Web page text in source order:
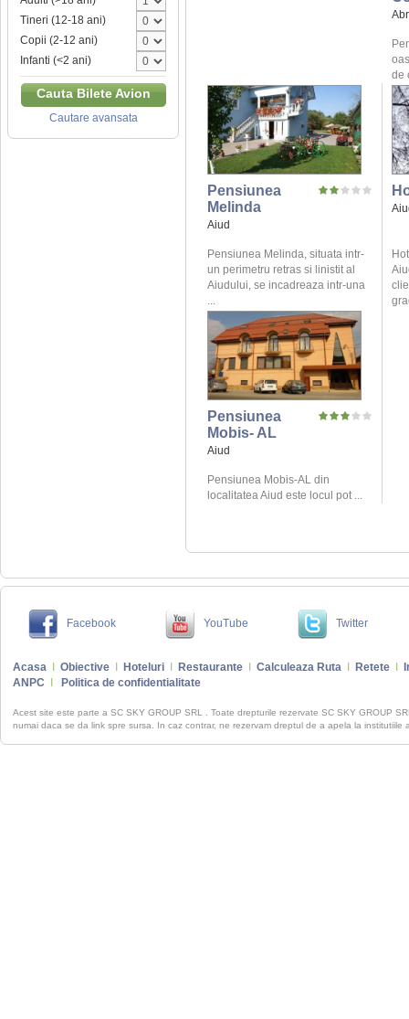
Tineri (12-18 ani)
Copii (2-12 ani)
Infanti (<2 ani)
Cauta Bilete Avion
Cautare avansata
de
Pensiunea
Melinda
Aiud
Pensiunea Melinda, situata intr-
un perimetru retras si linistit al
Aiudului, se incadreaza intr-una
...
Pensiunea
Mobis- AL
Aiud
Pensiunea Mobis-AL din
localitatea Aiud este locul pot ...
Facebook YouTube Twitter
Acasa Obiective Hoteluri Restaurante Calculeaza Ruta Retete
ANPC
Politica de confidentialitate
Acest site este parte a SC SKY GROUP SRL . Toate drepturile rezervate SC SKY GROUP
numai daca se da link spre sursa. In caz contrar, ne rezervam dreptul de a apela la institutiile